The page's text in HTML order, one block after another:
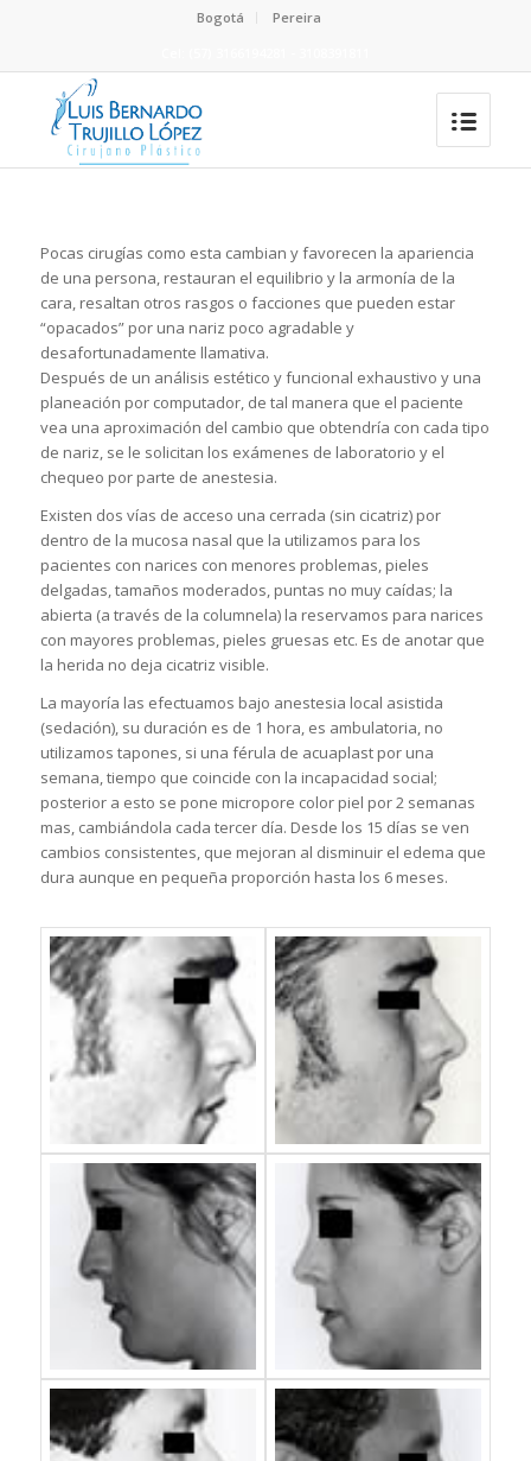
Bogotá
Pereira
Pocas cirugías como esta cambian y favorecen la apariencia
de una persona, restauran el equilibrio y la armonía de la
cara, resaltan otros rasgos o facciones que pueden estar
“opacados” por una nariz poco agradable y
desafortunadamente llamativa.
Después de un análisis estético y funcional exhaustivo y una
planeación por computador, de tal manera que el paciente
vea una aproximación del cambio que obtendría con cada tipo
de nariz, se le solicitan los exámenes de laboratorio y el
chequeo por parte de anestesia.
Existen dos vías de acceso una cerrada (sin cicatriz) por
dentro de la mucosa nasal que la utilizamos para los
pacientes con narices con menores problemas, pieles
delgadas, tamaños moderados, puntas no muy caídas; la
abierta (a través de la columnela) la reservamos para narices
con mayores problemas, pieles gruesas etc. Es de anotar que
la herida no deja cicatriz visible.
La mayoría las efectuamos bajo anestesia local asistida
(sedación), su duración es de 1 hora, es ambulatoria, no
utilizamos tapones, si una férula de acuaplast por una
semana, tiempo que coincide con la incapacidad social;
posterior a esto se pone micropore color piel por 2 semanas
mas, cambiándola cada tercer día. Desde los 15 días se ven
cambios consistentes, que mejoran al disminuir el edema que
dura aunque en pequeña proporción hasta los 6 meses.